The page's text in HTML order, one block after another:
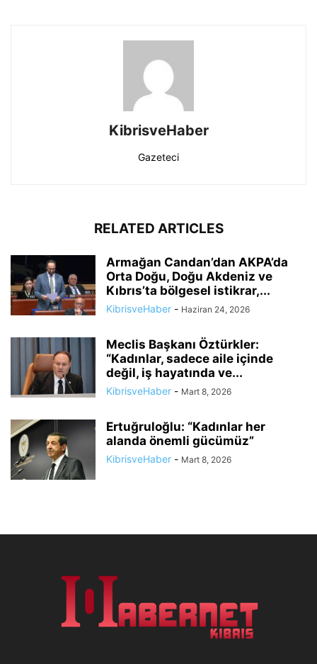
KibrisveHaber
Gazeteci
RELATED ARTICLES
Armağan Candan’dan AKPA’da
Orta Doğu, Doğu Akdeniz ve
Kıbrıs’ta bölgesel istikrar,...
KibrisveHaber - Haziran 24, 2026
Meclis Başkanı Öztürkler:
“Kadınlar, sadece aile içinde
değil, iş hayatında ve...
KibrisveHaber - Mart 8, 2026
Ertuğruloğlu: “Kadınlar her
alanda önemli gücümüz”
KibrisveHaber - Mart 8, 2026